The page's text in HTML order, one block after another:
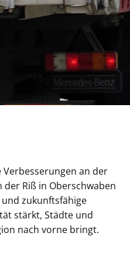
Verbesserungen an der
Riß in Oberschwaben
und zukunftsfähige
stärkt, Städte und
nach vorne bringt.